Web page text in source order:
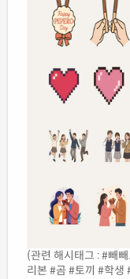
(관련 해시태그 : #빼
리본 #곰 #토끼 #학생